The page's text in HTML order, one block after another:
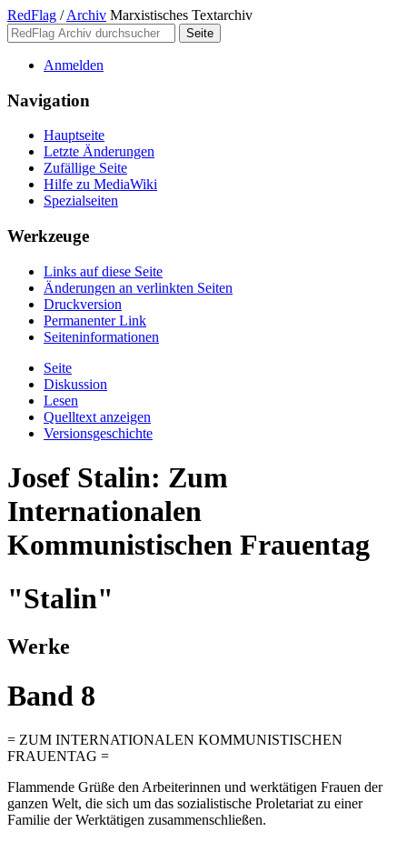
RedFlag / Archiv Marxistisches Textarchiv
Anmelden
Navigation
Hauptseite
Letzte Änderungen
Zufällige Seite
Hilfe zu MediaWiki
Spezialseiten
Werkzeuge
Links auf diese Seite
Änderungen an verlinkten Seiten
Druckversion
Permanenter Link
Seiten­­informationen
Seite
Diskussion
Lesen
Quelltext anzeigen
Versionsgeschichte
Josef Stalin: Zum
Internationalen
Kommunistischen Frauentag
"Stalin"
Werke
Band 8
= ZUM INTERNATIONALEN KOMMUNISTISCHEN
FRAUENTAG =
Flammende Grüße den Arbeiterinnen und werktätigen Frauen der
ganzen Welt, die sich um das sozialistische Proletariat zu einer
Familie der Werktätigen zusammenschließen.